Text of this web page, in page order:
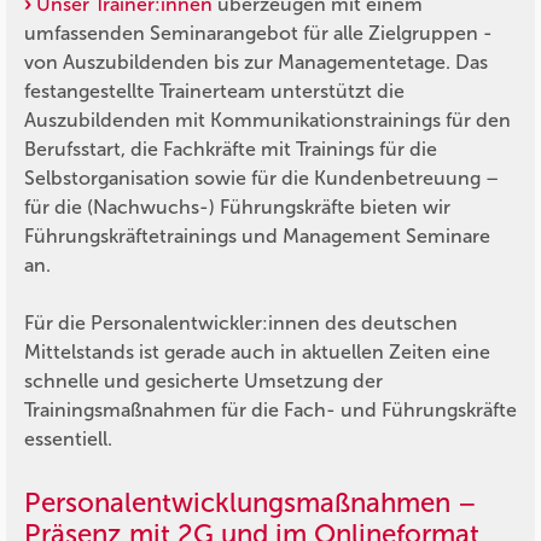
umfassenden Seminarangebot für alle Zielgruppen -
von Auszubildenden bis zur Managementetage. Das
festangestellte Trainerteam unterstützt die
Auszubildenden mit Kommunikationstrainings für den
Berufsstart, die Fachkräfte mit Trainings für die
Selbstorganisation sowie für die Kundenbetreuung –
für die (Nachwuchs-) Führungskräfte bieten wir
Führungskräftetrainings und Management Seminare
an.
Für die Personalentwickler:innen des deutschen
Mittelstands ist gerade auch in aktuellen Zeiten eine
schnelle und gesicherte Umsetzung der
Trainingsmaßnahmen für die Fach- und Führungskräfte
essentiell.
Personalentwicklungsmaßnahmen –